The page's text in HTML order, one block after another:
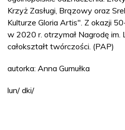
Krzyż Zasługi, Brązowy oraz
Kulturze Gloria Artis". Z okazji
w 2020 r. otrzymał Nagrodę im.
całokształt twórczości. (PAP)
autorka: Anna Gumułka
lun/ dki/